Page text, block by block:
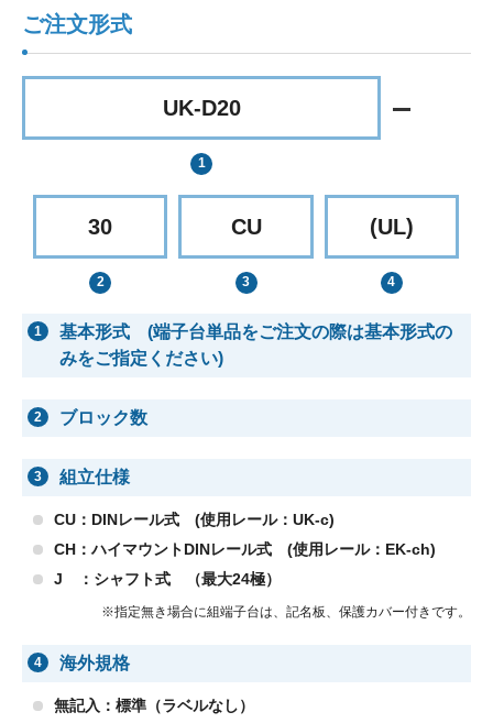
ご注文形式
UK-D20
30 CU (UL)
1
基本形式 (端子台単品をご注文の際は基本形式の
みをご指定ください)
2 ブロック数
3 組立仕様
CU：DINレール式 (使用レール：UK-c)
CH：ハイマウントDINレール式 (使用レール：EK-ch)
J ：シャフト式 （最大24極）
※指定無き場合に組端子台は、記名板、保護カバー付きです。
4 海外規格
無記入：標準（ラベルなし）